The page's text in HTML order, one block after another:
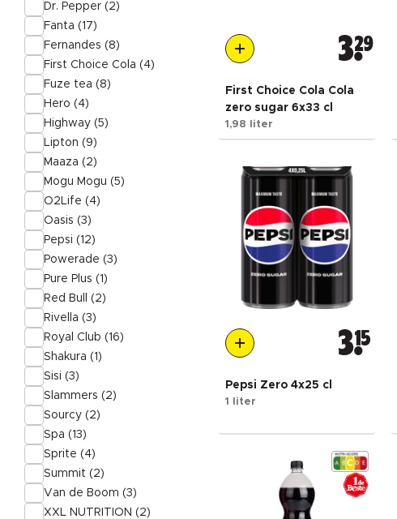
Dr. Pepper (2)
Fanta (17)
Fernandes (8)
First Choice Cola (4)
Fuze tea (8)
Hero (4)
Highway (5)
Lipton (9)
Maaza (2)
Mogu Mogu (5)
O2Life (4)
Oasis (3)
Pepsi (12)
Powerade (3)
Pure Plus (1)
Red Bull (2)
Rivella (3)
Royal Club (16)
Shakura (1)
Sisi (3)
Slammers (2)
Sourcy (2)
Spa (13)
Sprite (4)
Summit (2)
Van de Boom (3)
XXL NUTRITION (2)
329
First Choice Cola Cola
zero sugar 6x33 cl
1,98 liter
315
Pepsi Zero 4x25 cl
1 liter